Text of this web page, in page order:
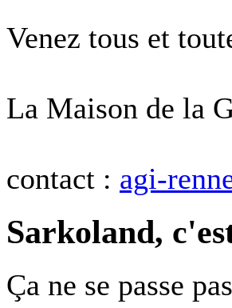
Venez tous et
La Maison de la
contact : agi-
Sarkoland,
Ça ne se passe